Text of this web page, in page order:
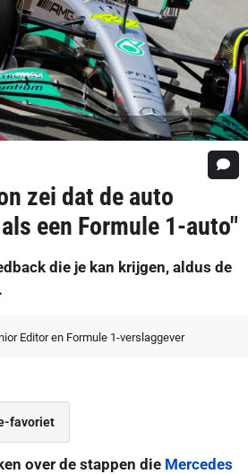
zei dat de auto
een Formule 1-auto"
die je kan krijgen, aldus de
Editor en Formule 1-verslaggever
favoriet
over de stappen die Mercedes